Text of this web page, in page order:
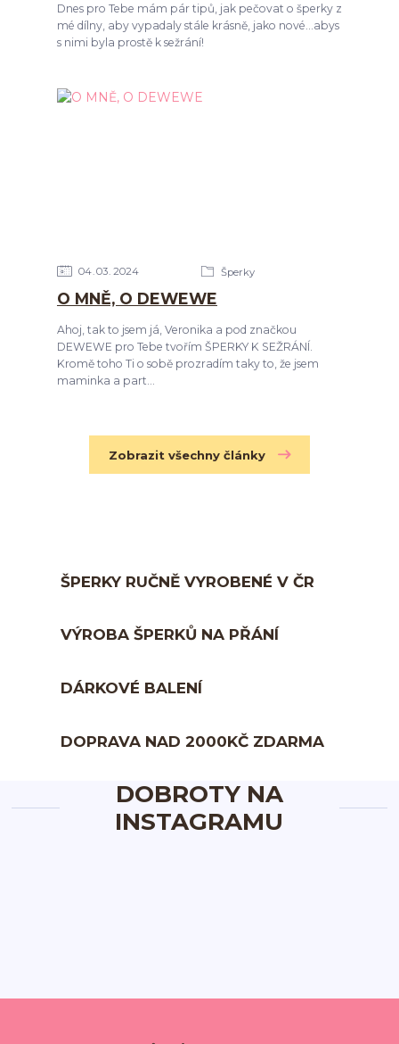
Dnes pro Tebe mám pár tipů, jak pečovat o šperky z
mé dílny, aby vypadaly stále krásně, jako nové...abys
s nimi byla prostě k sežrání!
04 03 2024 Šperky
O MNĚ, O DEWEWE
Ahoj, tak to jsem já, Veronika a pod značkou
DEWEWE pro Tebe tvořím ŠPERKY K SEŽRÁNÍ.
Kromě toho Ti o sobě prozradím taky to, že jsem
maminka a part...
Zobrazit všechny články
ŠPERKY RUČNĚ VYROBENÉ V ČR
VÝROBA ŠPERKŮ NA PŘÁNÍ
DÁRKOVÉ BALENÍ
DOPRAVA NAD 2000KČ ZDARMA
DOBROTY NA
INSTAGRAMU